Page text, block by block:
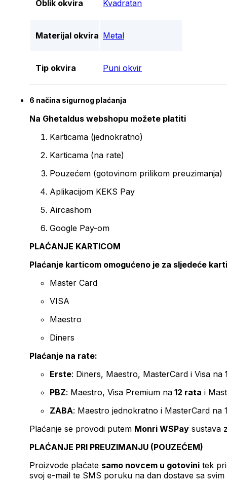
Oblik okvira Kvadratan
Materijal okvira Metal
Tip okvira Puni okvir
6 načina sigurnog plaćanja
Na Ghetaldus webshopu možete platiti
Karticama (jednokratno)
Karticama (na rate)
Pouzećem (gotovinom prilikom preuzimanja)
Aplikacijom KEKS Pay
Aircashom
Google Pay-om
PLAĆANJE KARTICOM
Plaćanje karticom omogućeno je za sljedeće
Master Card
VISA
Maestro
Diners
Plaćanje na rate:
Erste: Diners, Maestro, MasterCard i Visa na
PBZ: Maestro, Visa Premium na 12 rata i
ZABA: Maestro jednokratno i MasterCard na
Plaćanje se provodi putem Monri WSPay sustava
PLAĆANJE PRI PREUZIMANJU (POUZEĆEM)
Proizvode plaćate samo novcem u gotovini tek
svoj e-mail te SMS poruku na dan dostave sa svim